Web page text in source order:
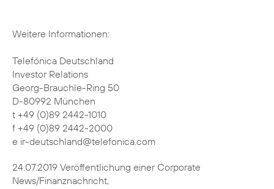
Weitere Informationen:
Telefónica Deutschland
Investor Relations
Georg-Brauchle-Ring 50
D-80992 München
t +49 (0)89 2442-1010
f +49 (0)89 2442-2000
e ir-deutschland@telefonica.com
24.07.2019 Veröffentlichung einer Corporate
News/Finanznachricht,